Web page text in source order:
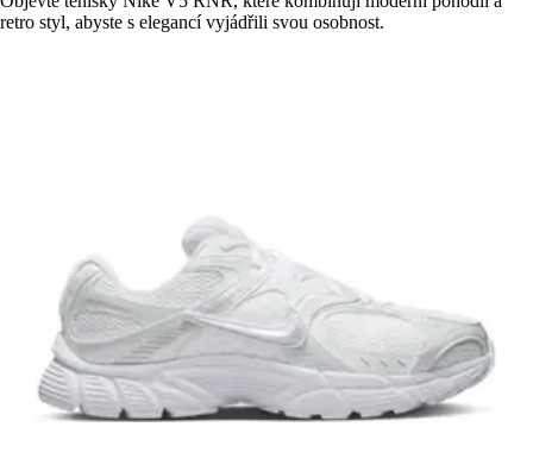
retro styl, abyste s elegancí vyjádřili svou osobnost.